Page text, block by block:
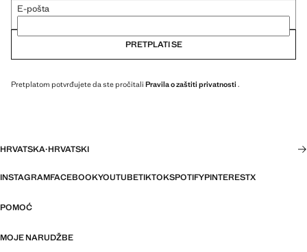
E-pošta
PRETPLATI SE
Pretplatom potvrđujete da ste pročitali Pravila o zaštiti privatnosti .
HRVATSKA·HRVATSKI
INSTAGRAMFACEBOOKYOUTUBETIKTOKSPOTIFYPINTERESTX
POMOĆ
MOJE NARUDŽBE